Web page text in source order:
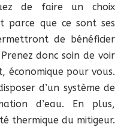
de faire un choix
parce que ce sont ses
de bénéficier
donc soin de voir
économique pour vous.
d’un système de
d’eau. En plus,
thermique du mitigeur.